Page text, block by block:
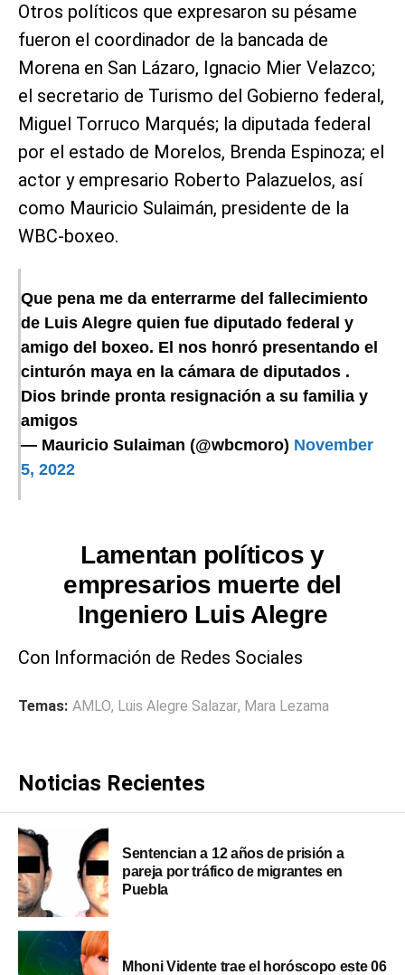
Otros políticos que expresaron su pésame
fueron el coordinador de la bancada de
Morena en San Lázaro, Ignacio Mier Velazco;
el secretario de Turismo del Gobierno federal,
Miguel Torruco Marqués; la diputada federal
por el estado de Morelos, Brenda Espinoza; el
actor y empresario Roberto Palazuelos, así
como Mauricio Sulaimán, presidente de la
WBC-boxeo.
Que pena me da enterrarme del fallecimiento
de Luis Alegre quien fue diputado federal y
amigo del boxeo. El nos honró presentando el
cinturón maya en la cámara de diputados .
Dios brinde pronta resignación a su familia y
amigos
— Mauricio Sulaiman (@wbcmoro) November
5, 2022
Lamentan políticos y
empresarios muerte del
Ingeniero Luis Alegre
Con Información de Redes Sociales
Temas: AMLO, Luis Alegre Salazar, Mara Lezama
Noticias Recientes
Sentencian a 12 años de prisión a
pareja por tráfico de migrantes en
Puebla
Mhoni Vidente trae el horóscopo este 06